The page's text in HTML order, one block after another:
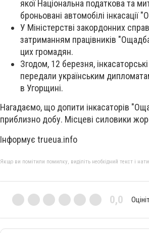
якої Національна податкова та
броньовані автомобілі
У Міністерстві закордонних
затриманням працівників
цих громадян.
Згодом, 12 березня,
передали українським
в Угорщині.
Нагадаємо, що допити інкасаторів
приблизно добу. Місцеві силовики
Інформує trueua.info
Якщо ви помітили помилку, виділіть необхідний текст і
0,0